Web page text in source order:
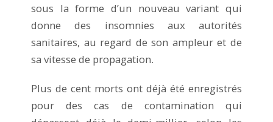
sous la forme d’un nouveau variant qui
donne des insomnies aux autorités
sanitaires, au regard de son ampleur et de
sa vitesse de propagation.
Plus de cent morts ont déjà été enregistrés
pour des cas de contamination qui